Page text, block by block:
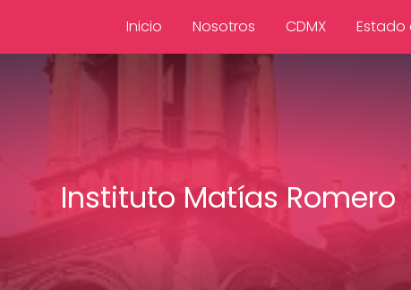
Inicio Nosotros CDMX Estado
Instituto Matías Romero